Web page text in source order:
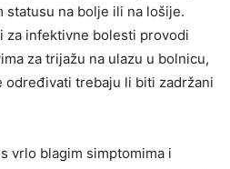
statusu na bolje ili na lošije.
za infektivne bolesti provodi
za trijažu na ulazu u bolnicu,
trebaju li biti zadržani
vrlo blagim simptomima i